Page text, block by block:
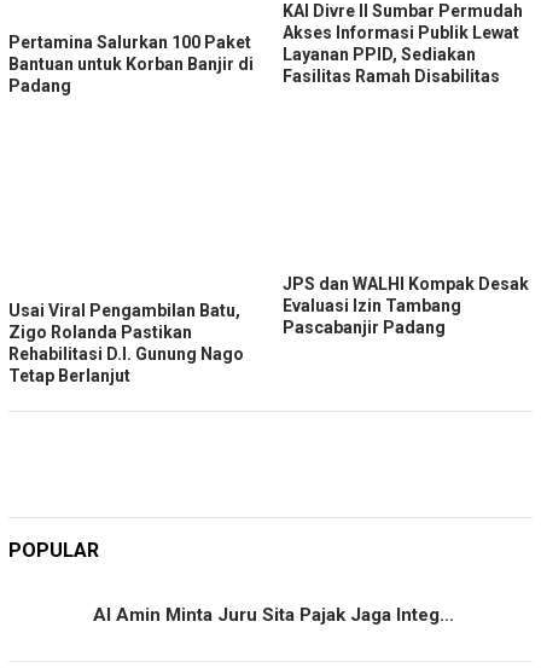
Pertamina Salurkan 100 Paket
Bantuan untuk Korban Banjir di
Padang
KAI Divre II Sumbar Permudah
Akses Informasi Publik Lewat
Layanan PPID, Sediakan
Fasilitas Ramah Disabilitas
Usai Viral Pengambilan Batu,
Zigo Rolanda Pastikan
Rehabilitasi D.I. Gunung Nago
Tetap Berlanjut
JPS dan WALHI Kompak Desak
Evaluasi Izin Tambang
Pascabanjir Padang
POPULAR
Al Amin Minta Juru Sita Pajak Jaga Integ…